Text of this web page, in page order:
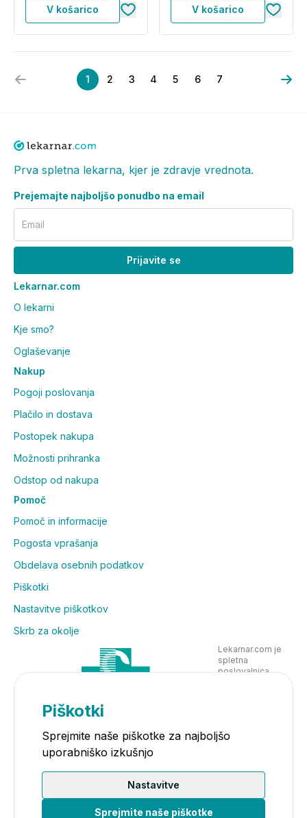
V košarico V košarico
1 2 3 4 5 6 7
Prva spletna lekarna, kjer je zdravje vrednota.
Prejemajte najboljšo ponudbo na email
Email
Prijavite se
Lekarnar.com
O lekarni
Kje smo?
Oglaševanje
Nakup
Pogoji poslovanja
Plačilo in dostava
Postopek nakupa
Možnosti prihranka
Odstop od nakupa
Pomoč
Pomoč in informacije
Pogosta vprašanja
Obdelava osebnih podatkov
Piškotki
Nastavitve piškotkov
Skrb za okolje
Lekarnar.com je
spletna
poslovalnica
Piškotki
Sprejmite naše piškotke za najboljšo
uporabniško izkušnjo
Nastavitve
Sprejmite naše piškotke